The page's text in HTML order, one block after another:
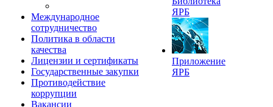
Международное
сотрудничество
Политика в области
качества
Лицензии и сертификаты
Государственные закупки
Противодействие
коррупции
Вакансии
ЯРБ
Приложение
ЯРБ